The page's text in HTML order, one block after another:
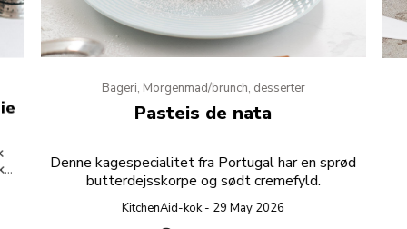
Bageri, Morgenmad/brunch, desserter
Pasteis de nata
Denne kagespecialitet fra Portugal har en sprød
butterdejsskorpe og sødt cremefyld.
KitchenAid-kok - 29 May 2026